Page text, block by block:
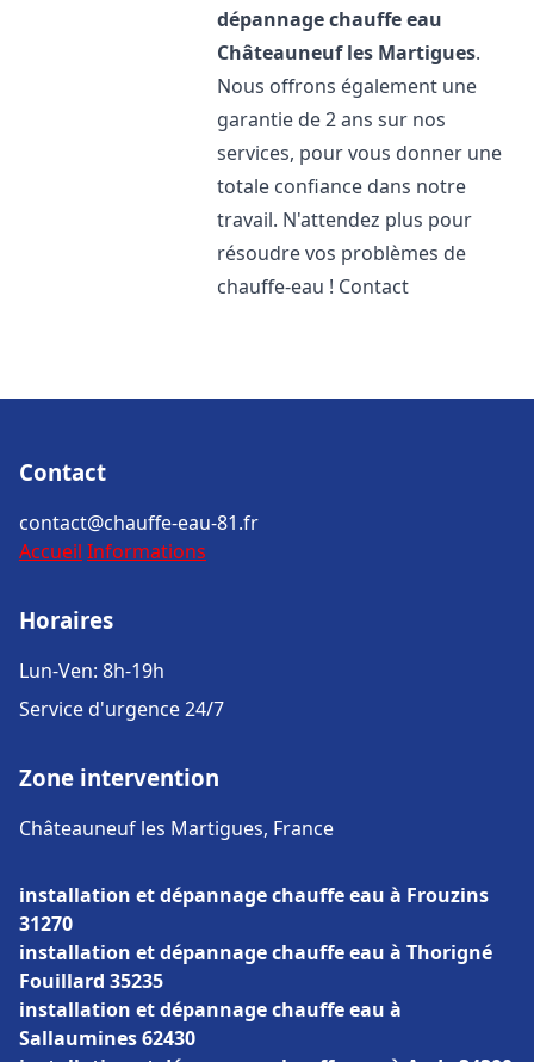
dépannage chauffe eau
Châteauneuf les Martigues.
Nous offrons également une
garantie de 2 ans sur nos
services, pour vous donner une
totale confiance dans notre
travail. N'attendez plus pour
résoudre vos problèmes de
chauffe-eau ! Contact
Contact
contact@chauffe-eau-81.fr
Accueil Informations
Horaires
Lun-Ven: 8h-19h
Service d'urgence 24/7
Zone intervention
Châteauneuf les Martigues, France
installation et dépannage chauffe eau à Frouzins
31270
installation et dépannage chauffe eau à Thorigné
Fouillard 35235
installation et dépannage chauffe eau à
Sallaumines 62430